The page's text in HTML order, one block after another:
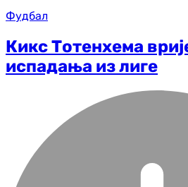
Фудбал
Кикс Тотенхема
испадања из лиге